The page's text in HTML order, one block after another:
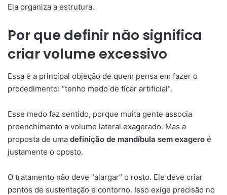
Ela organiza a estrutura.
Por que definir não significa
criar volume excessivo
Essa é a principal objeção de quem pensa em fazer o
procedimento: “tenho medo de ficar artificial”.
Esse medo faz sentido, porque muita gente associa
preenchimento a volume lateral exagerado. Mas a
proposta de uma definição de mandíbula sem exagero é
justamente o oposto.
O tratamento não deve “alargar” o rosto. Ele deve criar
pontos de sustentação e contorno. Isso exige precisão no